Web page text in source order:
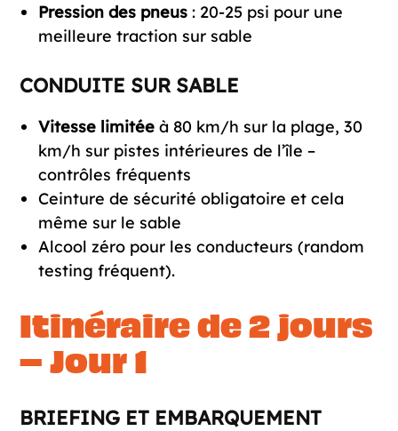
Pression des pneus: 20-25 psi pour une
meilleure traction sur sable
CONDUITE SUR SABLE
Vitesse limitéeà 80 km/h sur la plage, 30
km/h sur pistes intérieures de l’île –
contrôles fréquents
Ceinture de sécurité obligatoire et cela
même sur le sable
Alcool zéro pour les conducteurs (random
testing fréquent).
Itinéraire de 2 jours
– Jour 1
BRIEFING ET EMBARQUEMENT